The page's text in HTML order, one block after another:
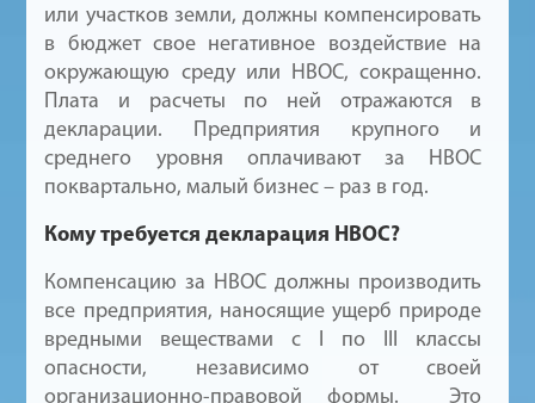
или участков земли, должны компенсировать
в бюджет свое негативное воздействие на
окружающую среду или НВОС, сокращенно.
Плата и расчеты по ней отражаются в
декларации. Предприятия крупного и
среднего уровня оплачивают за НВОС
поквартально, малый бизнес – раз в год.
Кому требуется декларация НВОС?
Компенсацию за НВОС должны производить
все предприятия, наносящие ущерб природе
вредными веществами с I по III классы
опасности, независимо от своей
организационно-правовой формы. Это